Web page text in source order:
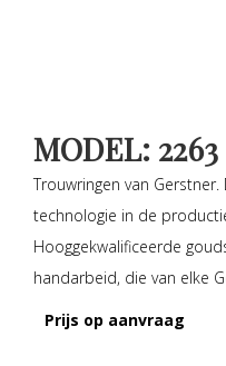
MODEL: 2263
Trouwringen van
technologie in de
Hooggekwalificeerde
handarbeid, die van elke
Prijs op aanvraag